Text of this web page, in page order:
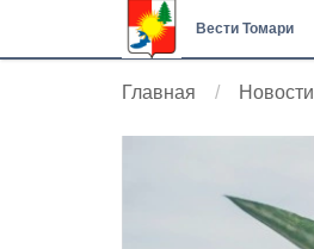
Вести Томари
Главная Новости